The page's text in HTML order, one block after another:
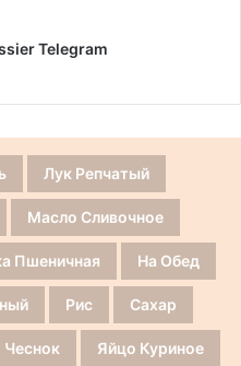
Telegram
Лук Репчатый
Масло Сливочное
Пшеничная На Обед
Рис Сахар
Чеснок Яйцо Куриное